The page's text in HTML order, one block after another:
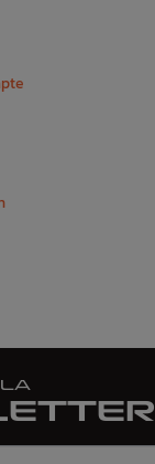
LA